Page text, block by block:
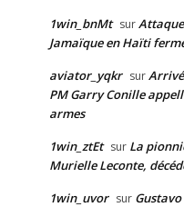
1win_bnMt sur
Jamaïque en Haïti
aviator_yqkr sur
PM Garry Conille
armes
1win_ztEt sur La
Murielle Leconte,
1win_uvor sur